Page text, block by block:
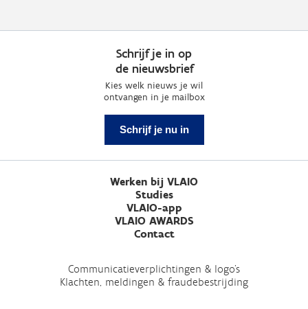
Schrijf je in op
de nieuwsbrief
Kies welk nieuws je wil
ontvangen in je mailbox
Schrijf je nu in
Werken bij VLAIO
Studies
VLAIO-app
VLAIO AWARDS
Contact
Communicatieverplichtingen & logo's
Klachten, meldingen & fraudebestrijding